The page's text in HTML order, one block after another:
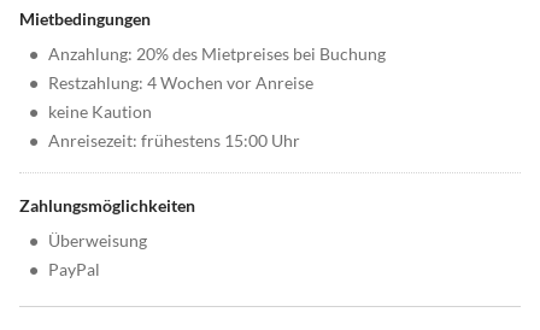
Mietbedingungen
• Anzahlung: 20% des Mietpreises bei Buchung
• Restzahlung: 4 Wochen vor Anreise
• keine Kaution
• Anreisezeit: frühestens 15:00 Uhr
Zahlungsmöglichkeiten
• Überweisung
• PayPal